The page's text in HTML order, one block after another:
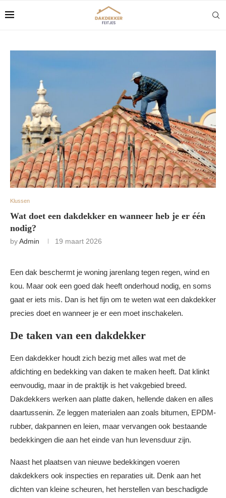
Klussen
Wat doet een dakdekker en wanneer heb je er één
nodig?
byAdmin 19 maart 2026
Een dak beschermt je woning jarenlang tegen regen, wind en
kou. Maar ook een goed dak heeft onderhoud nodig, en soms
gaat er iets mis. Dan is het fijn om te weten wat een dakdekker
precies doet en wanneer je er een moet inschakelen.
De taken van een dakdekker
Een dakdekker houdt zich bezig met alles wat met de
afdichting en bedekking van daken te maken heeft. Dat klinkt
eenvoudig, maar in de praktijk is het vakgebied breed.
Dakdekkers werken aan platte daken, hellende daken en alles
daartussenin. Ze leggen materialen aan zoals bitumen, EPDM-
rubber, dakpannen en leien, maar vervangen ook bestaande
bedekkingen die aan het einde van hun levensduur zijn.
Naast het plaatsen van nieuwe bedekkingen voeren
dakdekkers ook inspecties en reparaties uit. Denk aan het
dichten van kleine scheuren, het herstellen van beschadigde